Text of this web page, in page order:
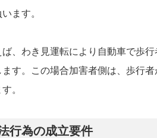
ます。
ば、わき見運転により自動車で歩
ます。この場合加害者側は、歩行
。
行為の成立要件